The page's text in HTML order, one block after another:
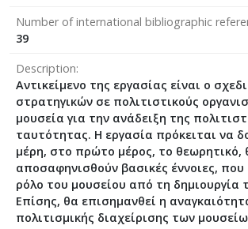
Number of international bibliographic
39
Description
Αντικείμενο της εργασίας είναι ο
στρατηγικών σε πολιτιστικούς
μουσεία για την ανάδειξη της
ταυτότητας. Η εργασία πρόκειται να
μέρη, στο πρώτο μέρος, το θεωρητικό,
αποσαφηνισθούν βασικές έννοιες,
ρόλο του μουσείου από τη δημιουργία
Επίσης, θα επισημανθεί η
πολιτισμικής διαχείρισης των